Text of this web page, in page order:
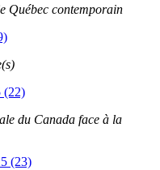
Québec contemporain
(22)
du Canada face à la
(23)